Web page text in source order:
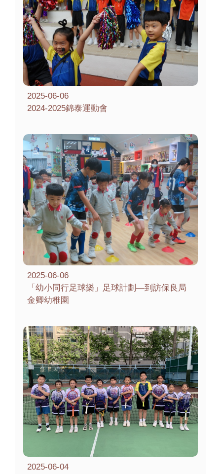
2025-06-06
2024-2025錦泰運動會
2025-06-06
「幼小同行足球樂」足球計劃—到訪保良局
金卿幼稚園
2025-06-04